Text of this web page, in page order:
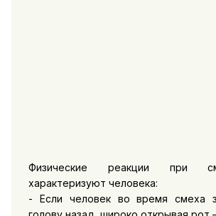
Физические реакции при
характеризуют человека:
- Если человек во время смеха